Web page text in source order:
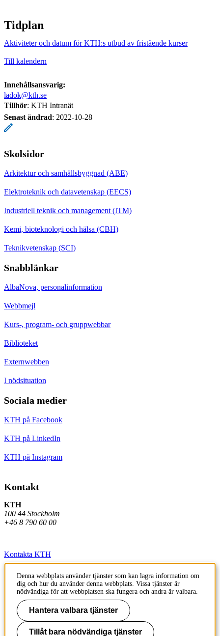
Tidplan
Aktiviteter och datum för KTH:s utbud av fristående kurser
Till kalendern
Innehållsansvarig:
ladok@kth.se
Tillhör: KTH Intranät
Senast ändrad: 2022-10-28
Skolsidor
Arkitektur och samhällsbyggnad (ABE)
Elektroteknik och datavetenskap (EECS)
Industriell teknik och management (ITM)
Kemi, bioteknologi och hälsa (CBH)
Teknikvetenskap (SCI)
Snabblänkar
AlbaNova, personalinformation
Webbmejl
Kurs-, program- och gruppwebbar
Biblioteket
Externwebben
I nödsituation
Sociala medier
KTH på Facebook
KTH på LinkedIn
KTH på Instagram
Kontakt
KTH
100 44 Stockholm
+46 8 790 60 00
Kontakta KTH
Jobba på KTH
Press och media
Faktura och betalning KTH
Om KTH:s webbplatser
Denna webbplats använder tjänster som kan lagra information om
dig och hur du använder denna webbplats. Vissa tjänster är
nödvändiga för att webbplatsen ska fungera och andra är valbara.
Hantera valbara tjänster
Tillåt bara nödvändiga tjänster